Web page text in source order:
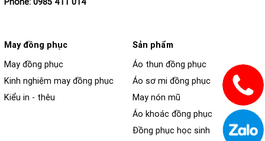
May đồng phục
May đồng phục
Kinh nghiệm may đồng phục
Kiểu in - thêu
Sản phẩm
Áo thun đồng phục
Áo sơ mi đồng phục
May nón mũ
Áo khoác đồng phục
Đồng phục học sinh